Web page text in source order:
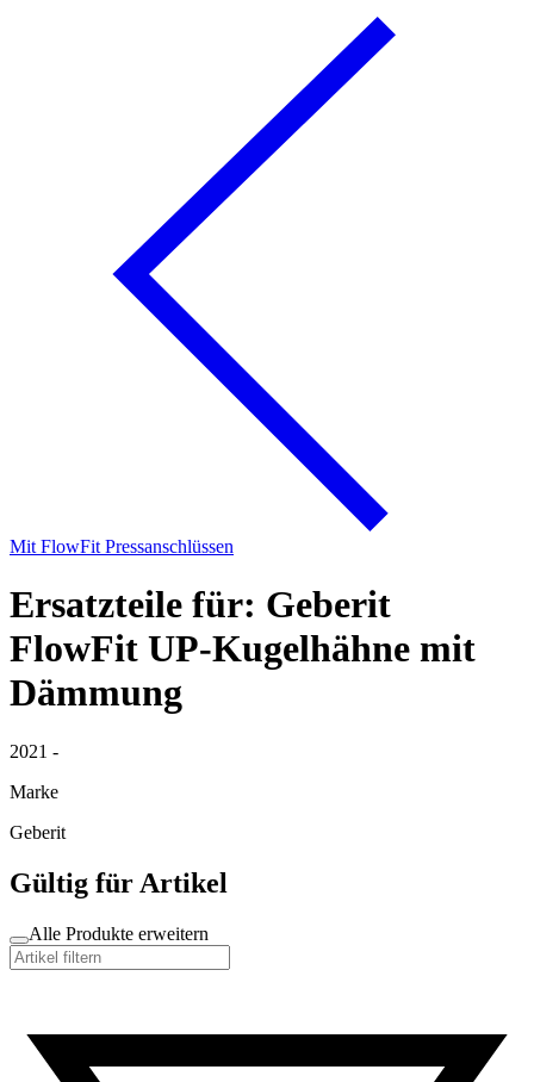
Mit FlowFit Pressanschlüssen
Ersatzteile für: Geberit
FlowFit UP-Kugelhähne mit
Dämmung
2021 -
Marke
Geberit
Gültig für Artikel
Alle Produkte erweitern